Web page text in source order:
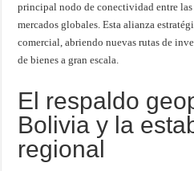
principal nodo de conectividad entre
mercados globales. Esta alianza
comercial, abriendo nuevas rutas de
de bienes a gran escala.
El respaldo
Bolivia y la
regional